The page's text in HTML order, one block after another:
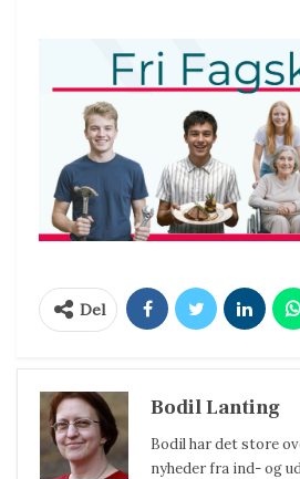
Del
Bodil Lanting
Bodil har det store
nyheder fra ind- og